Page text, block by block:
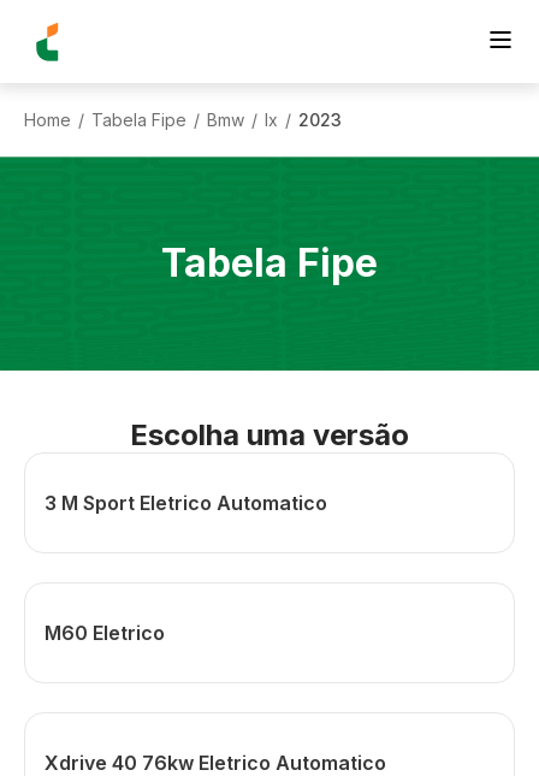
Home / Tabela Fipe / Bmw / Ix / 2023
Tabela Fipe
Escolha uma versão
3 M Sport Eletrico Automatico
M60 Eletrico
Xdrive 40 76kw Eletrico Automatico